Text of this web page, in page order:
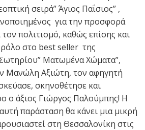
σειρά” Άγιος Παΐσιος” ,
για την προσφορά
πολιτισμό, καθώς επίσης και
ρόλο στο best seller της
Ματωμένα Χώματα”,
Μανώλη Αξιώτη, τον αφηγητή
σκηνοθέτησε και
ο άξιος Γιώργος Παλούμπης! Η
παράσταση θα κάνει μια μικρή
στη Θεσσαλονίκη στις